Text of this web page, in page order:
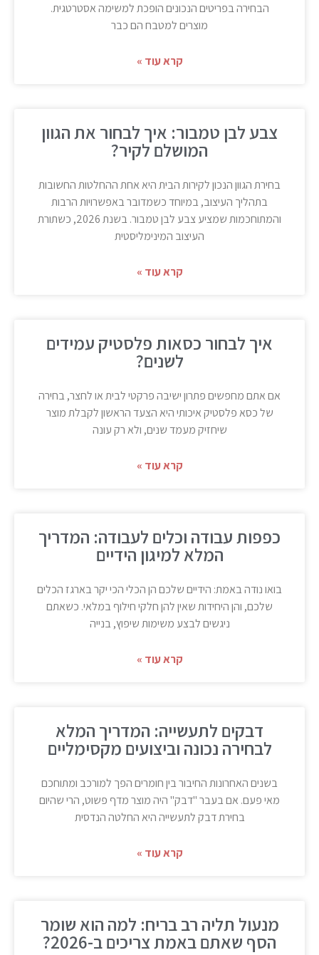
הבחירה בפריטים הנכונים הופכת למשימה אסטרטגית.
מוצרים למטבח הם כבר
קרא עוד »
צבע לבן טמבור: איך לבחור את הגוון
המושלם לקיר?
בחירת הגוון הנכון לקירות הבית היא אחת ההחלטות החשובות
בתהליך העיצוב, במיוחד כשמדובר באפשרויות הרבות
והמתוחכמות שמציע צבע לבן טמבור. בשנת 2026, כשתורת
העיצוב המינימליסטית
קרא עוד »
איך לבחור כסאות פלסטיק עמידים
לשנים?
אם אתם מחפשים פתרון ישיבה פרקטי לבית או לחצר, בחירה
של כסא פלסטיק איכותי היא הצעד הראשון לקבלת מוצר
שיחזיק מעמד שנים, ולא רק עונה
קרא עוד »
כפפות עבודה וכלים לעבודה: המדריך
המלא למיגון הידיים
בואו נודה באמת: הידיים שלכם הן הכלי הכי יקר בארגז הכלים
שלכם, והן היחידות שאין להן חלקי חילוף במלאי. כשאתם
ניגשים לבצע משימות שיפוץ, בנייה
קרא עוד »
דבקים לתעשייה: המדריך המלא
לבחירה נכונה וביצועים מקסימליים
בשנים האחרונות החיבור בין חומרים הפך למורכב ומתוחכם
מאי פעם. אם בעבר "דבק" היה מוצר מדף פשוט, הרי שהיום
בחירת דבק לתעשייה היא החלטה הנדסית
קרא עוד »
מנעול תליה רב בריח: למה הוא שומר
הסף שאתם באמת צריכים ב-2026?